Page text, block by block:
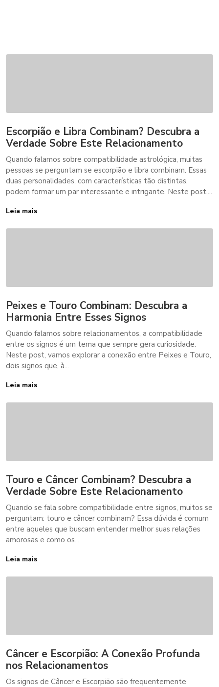
Escorpião e Libra Combinam? Descubra a
Verdade Sobre Este Relacionamento
Quando falamos sobre compatibilidade astrológica, muitas
pessoas se perguntam se escorpião e libra combinam. Essas
duas personalidades, com características tão distintas,
podem formar um par interessante e intrigante. Neste post,...
Leia mais
Peixes e Touro Combinam: Descubra a
Harmonia Entre Esses Signos
Quando falamos sobre relacionamentos, a compatibilidade
entre os signos é um tema que sempre gera curiosidade.
Neste post, vamos explorar a conexão entre Peixes e Touro,
dois signos que, à...
Leia mais
Touro e Câncer Combinam? Descubra a
Verdade Sobre Este Relacionamento
Quando se fala sobre compatibilidade entre signos, muitos se
perguntam: touro e câncer combinam? Essa dúvida é comum
entre aqueles que buscam entender melhor suas relações
amorosas e como os...
Leia mais
Câncer e Escorpião: A Conexão Profunda
nos Relacionamentos
Os signos de Câncer e Escorpião são frequentemente